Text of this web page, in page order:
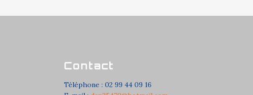
Contact
Téléphone : 02 99 44 09 16